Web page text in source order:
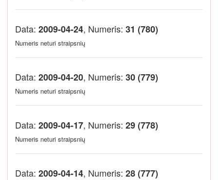
Data: 2009-04-24, Numeris: 31 (780)
Numeris neturi straipsnių
Data: 2009-04-20, Numeris: 30 (779)
Numeris neturi straipsnių
Data: 2009-04-17, Numeris: 29 (778)
Numeris neturi straipsnių
Data: 2009-04-14, Numeris: 28 (777)